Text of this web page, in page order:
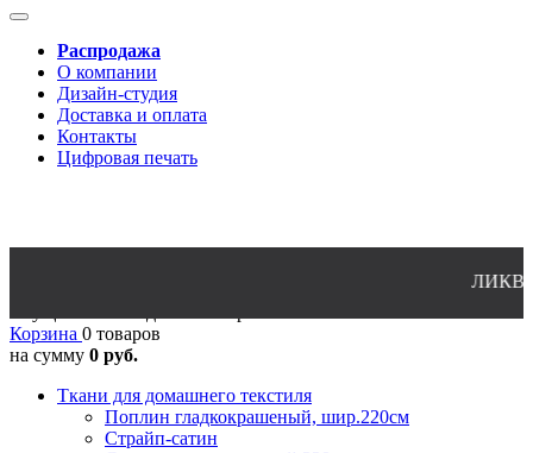
Распродажа
О компании
Дизайн-студия
Доставка и оплата
Контакты
Цифровая печать
Корзина 0 товаров
на сумму 0 руб.
Ткани для домашнего текстиля
Поплин гладкокрашеный, шир.220см
Страйп-сатин